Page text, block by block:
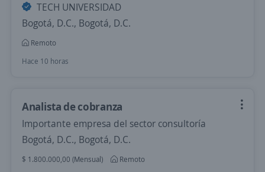
TECH UNIVERSIDAD
Bogotá, D.C., Bogotá, D.C.
Remoto
Hace 10 horas
Analista de cobranza
Importante empresa del sector consultoría
Bogotá, D.C., Bogotá, D.C.
$ 1.800.000,00 (Mensual)
Remoto